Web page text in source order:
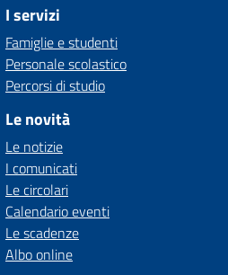
I servizi
Famiglie e studenti
Personale scolastico
Percorsi di studio
Le novità
Le notizie
I comunicati
Le circolari
Calendario eventi
Le scadenze
Albo online